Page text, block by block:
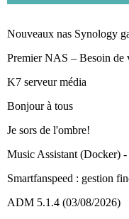
Nouveaux nas Synology
Premier NAS – Besoin de
K7 serveur média
Bonjour à tous
Je sors de l'ombre!
Music Assistant (Docker)
Smartfanspeed : gestion
ADM 5.1.4 (03/08/2026)